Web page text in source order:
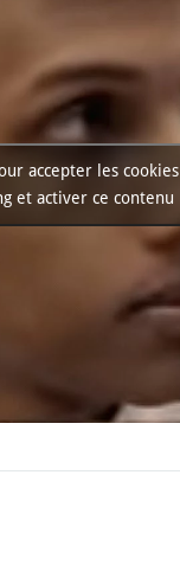
accepter les cookies
et activer ce contenu